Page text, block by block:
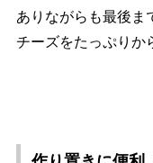
ありながらも最後ま
チーズをたっぷりか